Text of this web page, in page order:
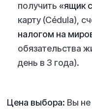
получить «ящик
карту (Cédula),
налогом на
обязательства
день в 3 года).
Цена выбора: Вы не